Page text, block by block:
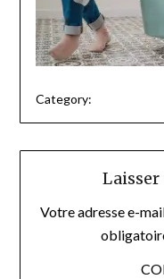
Category:
Votre adresse e-